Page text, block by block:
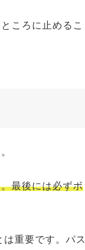
ころに止めるこ
最後には必ずボ
重要です。パス